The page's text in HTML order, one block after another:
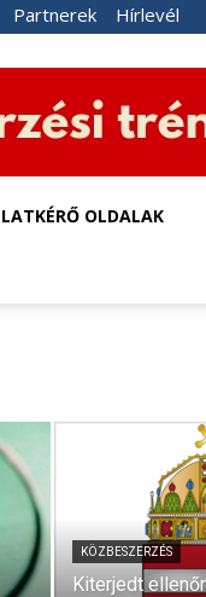
Partnerek Hírlevél
OLDALAK
KÖZBESZERZÉS
Kiterjedt